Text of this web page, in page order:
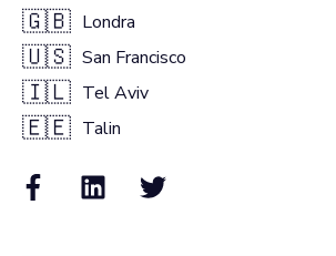
🇬🇧 Londra
🇺🇸 San Francisco
🇮🇱 Tel Aviv
🇪🇪 Talin